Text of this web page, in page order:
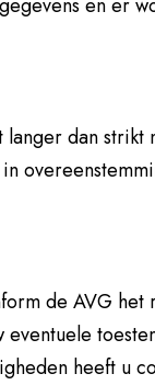
en er
dan
de AVG
heeft u